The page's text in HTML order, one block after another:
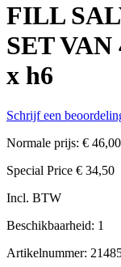
FILL
SET VAN
x h6
Schrijf een
Normale prijs: € 46,00
Special Price € 34,50
Incl. BTW
Beschikbaarheid: 1
Artikelnummer: